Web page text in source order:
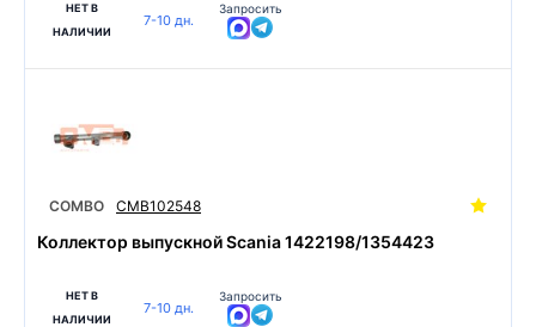
НЕТ В
НАЛИЧИИ
7-10 дн.
Запросить
COMBO CMB102548
Коллектор выпускной Scania 1422198/1354423
НЕТ В
НАЛИЧИИ
7-10 дн.
Запросить